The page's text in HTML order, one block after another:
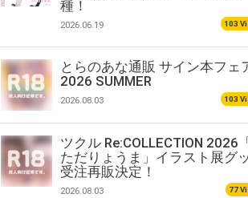
種！
2026.06.19 103
とらのあな通販 サイン本フェ
2026 SUMMER
2026.08.03 103
ツクル Re:COLLECTION 2026
ただりょうま」イラスト展グ
受注再販決定！
2026.08.03 77